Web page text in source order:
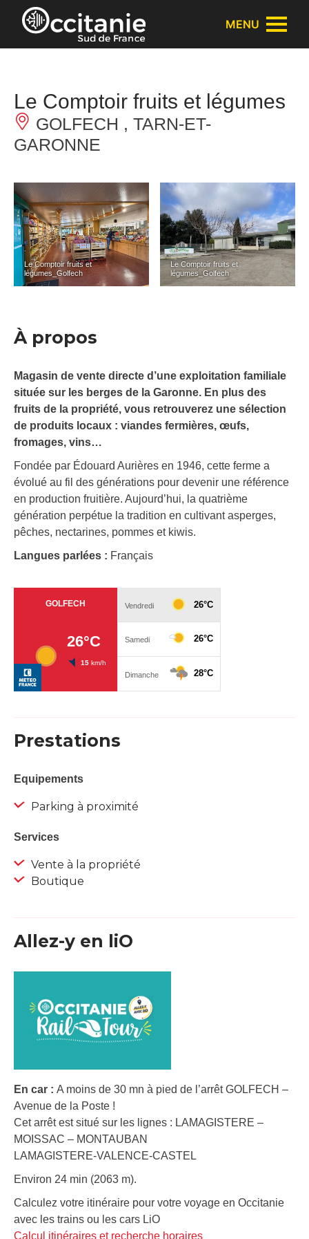
Panneau de gestion des cookies
MENU
Le Comptoir fruits et légumes
GOLFECH , TARN-ET-
GARONNE
Le Comptoir fruits et
légumes_Golfech
Le Comptoir fruits et
légumes_Golfech
À propos
Magasin de vente directe d’une exploitation familiale
située sur les berges de la Garonne. En plus des
fruits de la propriété, vous retrouverez une sélection
de produits locaux : viandes fermières, œufs,
fromages, vins…
Fondée par Édouard Aurières en 1946, cette ferme a
évolué au fil des générations pour devenir une référence
en production fruitière. Aujourd’hui, la quatrième
génération perpétue la tradition en cultivant asperges,
pêches, nectarines, pommes et kiwis.
Langues parlées : Français
Prestations
Equipements
Parking à proximité
Services
Vente à la propriété
Boutique
Allez-y en liO
En car : A moins de 30 mn à pied de l’arrêt GOLFECH –
Avenue de la Poste !
Cet arrêt est situé sur les lignes : LAMAGISTERE –
MOISSAC – MONTAUBAN
LAMAGISTERE-VALENCE-CASTEL
Environ 24 min (2063 m).
Calculez votre itinéraire pour votre voyage en Occitanie
avec les trains ou les cars LiO
Calcul itinéraires et recherche horaires